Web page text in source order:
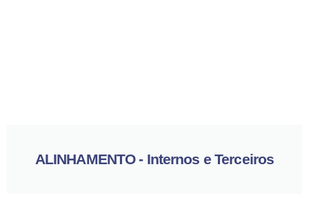
ALINHAMENTO - Internos e Terceiros